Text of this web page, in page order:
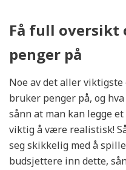
Få full oversikt
penger på
Noe av det aller
bruker penger på, og
sånn at man kan legge
viktig å være realistisk!
seg skikkelig med å
budsjettere inn dette,